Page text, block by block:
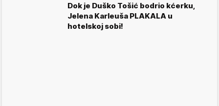
Dok je Duško Tošić bodrio kćerku,
Jelena Karleuša PLAKALA u
hotelskoj sobi!